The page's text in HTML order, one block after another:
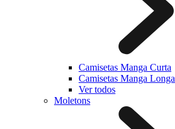
Camisetas Manga Curta
Camisetas Manga Longa
Ver todos
Moletons